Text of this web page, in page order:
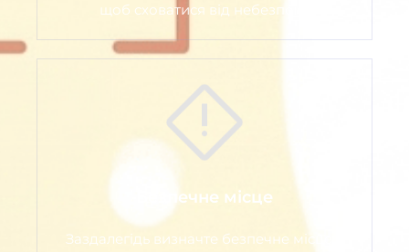
щоб сховатися від небезпеки
Безпечне місце
Заздалегідь визначте безпечне місце в